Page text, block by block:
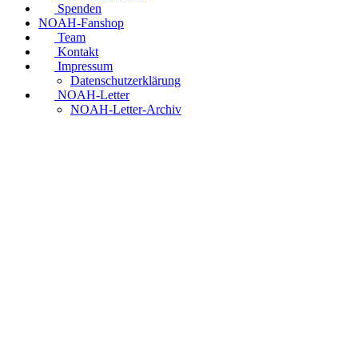
Spenden
NOAH-Fanshop
Team
Kontakt
Impressum
Datenschutzerklärung
NOAH-Letter
NOAH-Letter-Archiv